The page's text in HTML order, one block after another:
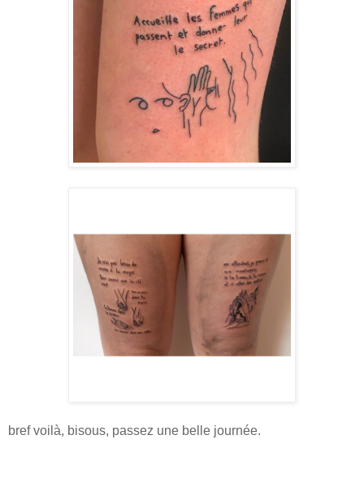
bref voilà, bisous, passez une belle journée.